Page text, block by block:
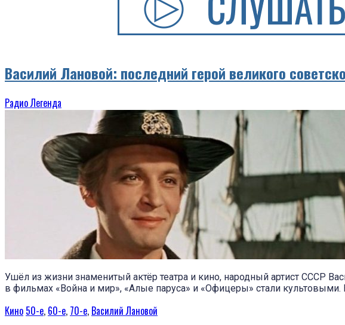
Василий Лановой: последний герой великого
Радио Легенда
Ушёл из жизни знаменитый актёр театра и кино, народный артист СССР
в фильмах «Война и мир», «Алые паруса» и «Офицеры» стали культовыми.
Кино 50-е, 60-е, 70-е, Василий Лановой